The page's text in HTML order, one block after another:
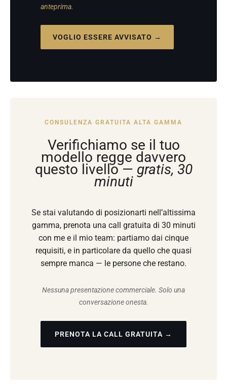
anteprima.
VOGLIO ESSERE AVVISATO →
CONSULENZA GRATUITA ALTA GAMMA
Verifichiamo se il tuo
modello regge davvero
questo livello — gratis, 30
minuti
Se stai valutando di posizionarti nell’altissima
gamma, prenota una call gratuita di 30 minuti
con me e il mio team: partiamo dai cinque
requisiti, e in particolare da quello che quasi
sempre manca — le persone che restano.
Nessuna presentazione commerciale. Solo una
conversazione onesta.
PRENOTA LA CALL GRATUITA →